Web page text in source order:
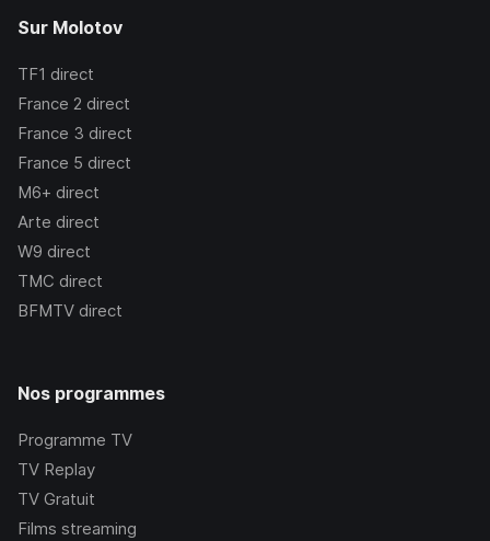
Sur Molotov
TF1 direct
France 2 direct
France 3 direct
France 5 direct
M6+ direct
Arte direct
W9 direct
TMC direct
BFMTV direct
Nos programmes
Programme TV
TV Replay
TV Gratuit
Films streaming